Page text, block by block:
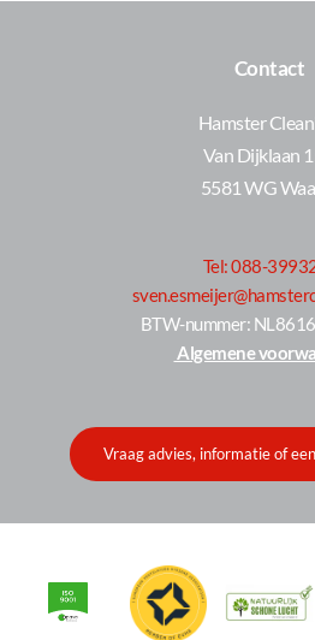
Contact
Hamster
Van Dijklaan
5581 WG
Tel: 088-
BTW-nummer:
Algemene
Vraag advies, informatie of